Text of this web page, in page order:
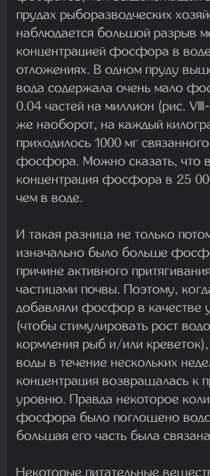
прудах рыборазводческих
наблюдается большой разрыв
концентрацией фосфора в
отложениях. В одном пруду
вода содержала очень мало
0.04 частей на миллион (рис.
же наоборот, на каждый
приходилось 1000 мг
фосфора. Можно сказать, что
концентрация фосфора в 25
чем в воде.
И такая разница не только
изначально было больше
причине активного
частицами почвы. Поэтому,
добавляли фосфор в качестве
(чтобы стимулировать рост
кормления рыб и/или
воды в течение нескольких
концентрация возвращалась к
уровню. Правда некоторое
фосфора было поглощено
большая его часть была
Некоторые питательные